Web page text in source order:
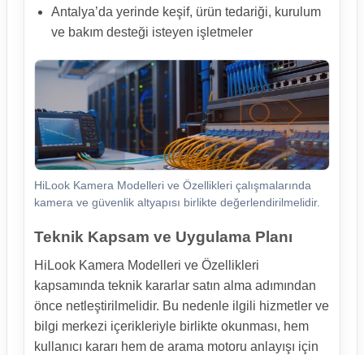
Antalya’da yerinde keşif, ürün tedariği, kurulum
ve bakım desteği isteyen işletmeler
HiLook Kamera Modelleri ve Özellikleri çalışmalarında
kamera ve güvenlik altyapısı birlikte değerlendirilmelidir.
Teknik Kapsam ve Uygulama Planı
HiLook Kamera Modelleri ve Özellikleri
kapsamında teknik kararlar satın alma adımından
önce netleştirilmelidir. Bu nedenle ilgili hizmetler ve
bilgi merkezi içerikleriyle birlikte okunması, hem
kullanıcı kararı hem de arama motoru anlayışı için